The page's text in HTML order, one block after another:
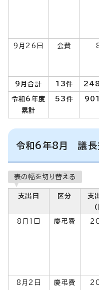
9月26日 会費
9月合計 13件
令和6年度
累計
53件
令和6年8月 議長
表の幅を切り替える
支出日 区分
支
(
8月1日 慶弔費
8月2日 慶弔費